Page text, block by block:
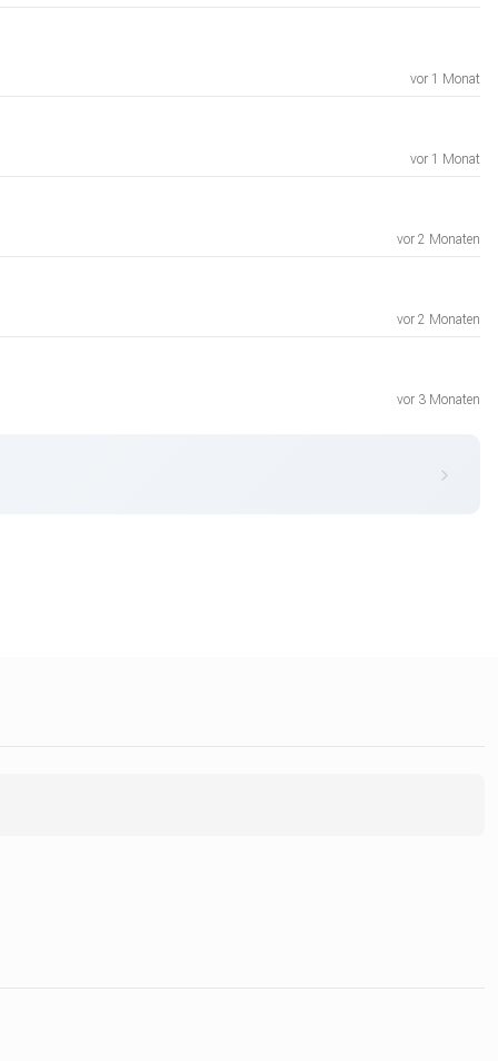
vor 1 Monat
vor 1 Monat
vor 2 Monaten
vor 2 Monaten
vor 3 Monaten